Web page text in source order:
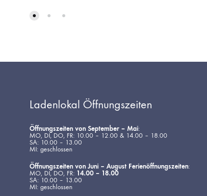
Ladenlokal Öffnungszeiten
Öffnungszeiten von September – Mai:
MO, DI, DO, FR: 10.00 – 12.00 & 14.00 – 18.00
SA: 10.00 – 13.00
MI: geschlossen
Öffnungszeiten von Juni – August Ferienöffnungszeiten:
MO, DI, DO, FR: 14.00 – 18.00
SA: 10.00 – 13.00
MI: geschlossen